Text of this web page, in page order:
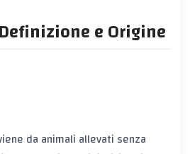
e Origine
da animali allevati senza